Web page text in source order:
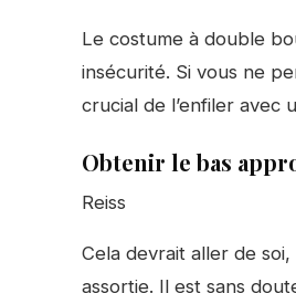
Le costume à double
insécurité. Si vous ne
crucial de l’enfiler avec
Obtenir le bas
Reiss
Cela devrait aller de
assortie. Il est sans